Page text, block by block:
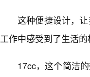
这种便捷设计，
工作中感受到了生活的
17cc，这个简洁